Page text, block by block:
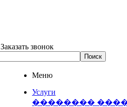
Заказать звонок
Меню
Услуги
��������